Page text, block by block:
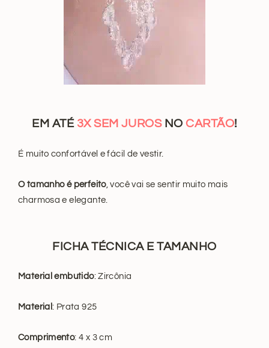
EM ATÉ 3X SEM JUROS NO CARTÃO!
É muito confortável e fácil de vestir.
O tamanho é perfeito, você vai se sentir muito mais
charmosa e elegante.
FICHA TÉCNICA E TAMANHO
Material embutido: Zircônia
Material: Prata 925
Comprimento: 4 x 3 cm